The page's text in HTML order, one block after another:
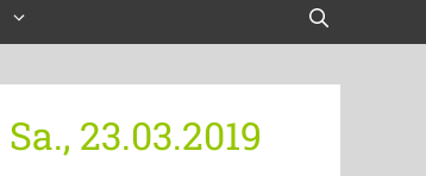
23.03.2019